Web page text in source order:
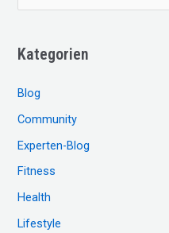
u
h
n
n
a
c
h
:
Kategorien
Blog
Community
Experten-Blog
Fitness
Health
Lifestyle